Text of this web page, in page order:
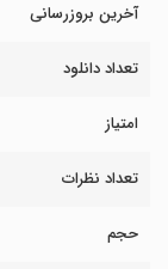
آخرین بروزرسانی
تعداد دانلود
امتیاز
تعداد نظرات
حجم